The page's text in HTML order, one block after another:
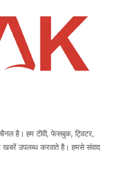
है। हम टीवी, फेसबुक, ट्विटर,
उपलब्ध करवाते है। हमसे संवाद